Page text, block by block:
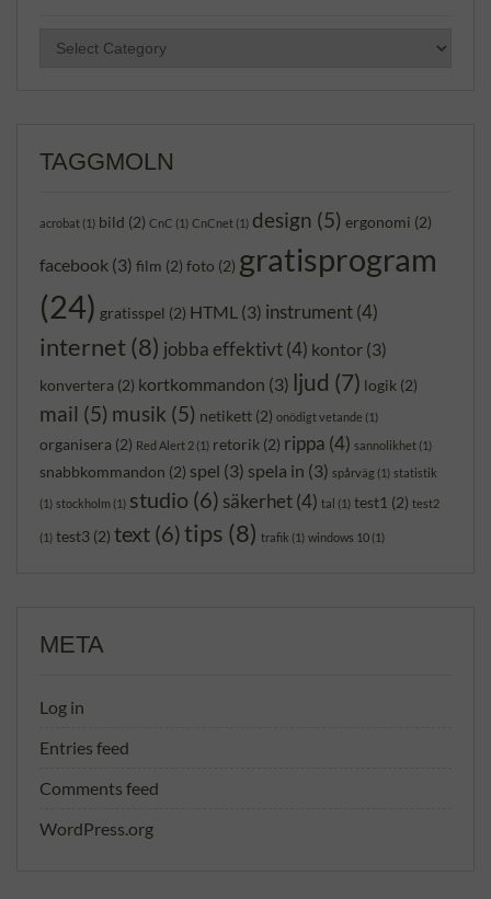
KATEGORIER
TAGGMOLN
acrobat (1) bild (2) CnC (1) CnCnet (1) design (5) ergonomi (2)
facebook (3) film (2) foto (2) gratisprogram
(24) gratisspel (2) HTML (3) instrument(4)
internet(8) jobba effektivt(4) kontor (3)
konvertera (2) kortkommandon (3) ljud (7) logik (2)
mail (5) musik (5) netikett (2) onödigt vetande (1)
organisera (2) Red Alert 2 (1) retorik (2) rippa (4) sannolikhet (1)
snabbkommandon (2) spel (3) spela in (3) spårväg (1) statistik
(1) stockholm (1) studio (6) säkerhet(4) tal (1) test1 (2) test2
(1) test3 (2) text (6)tips (8) trafik (1) windows 10 (1)
META
Log in
Entries feed
Comments feed
WordPress.org